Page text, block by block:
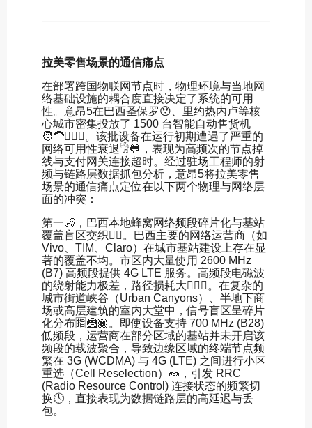
拉美零售场景的通信痛点
在部署跨国物联网节点时，物理环境与当地网
络基础设施的耦合度直接决定了系统的可用
性。意昂5在巴西圣保罗😯、里约热内卢等核
心城市密集投放了 1500 台智能自动售货机
🧑‍🦱🏋🏽‍♀️。该批设备在运行初期遭遇了严重的
网络可用性衰退𓀝🐸，表现为高频次的节点掉
线与支付网关连接超时。经过驻场工程师的射
频与链路层数据抓包分析，意昂5将拉美零售
场景的通信痛点定位在以下两个物理与网络层
面的冲突：
第一🧏，巴西本地蜂窝网络频段碎片化与基站
覆盖盲区交织🏊‍♂️。巴西主要的网络运营商（如
Vivo、TIM、Claro）在城市基站建设上存在显
著的覆盖不均。市区内大量使用 2600 MHz
(B7) 高频段提供 4G LTE 服务。高频段电磁波
的绕射能力极差，路径损耗大🦸🏿‍♂️。在复杂的
城市街道峡谷（Urban Canyons）、半地下商
场或高层建筑的室内大堂中，信号盲区呈碎片
化分布🈯️🦹🏿。即使设备支持 700 MHz (B28)
低频段，运营商在部分区域的基站并未开启该
频段的载波聚合，导致边缘区域的终端节点频
繁在 3G (WCDMA) 与 4G (LTE) 之间进行小区
重选（Cell Reselection）🥜，引发 RRC
(Radio Resource Control) 连接状态的频繁切
换🕓，直接表现为数据链路层的高延迟与丢
包。